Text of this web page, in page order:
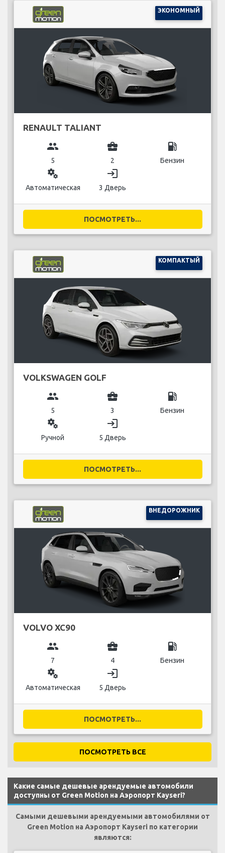
ЭКОНОМНЫЙ
RENAULT TALIANT
group
5
business_center
2
local_gas_station
Бензин
miscellaneous_services
Автоматическая
login
3 Дверь
ПОСМОТРЕТЬ...
КОМПАКТЫЙ
VOLKSWAGEN GOLF
group
5
business_center
3
local_gas_station
Бензин
miscellaneous_services
Ручной
login
5 Дверь
ПОСМОТРЕТЬ...
ВНЕДОРОЖНИК
VOLVO XC90
group
7
business_center
4
local_gas_station
Бензин
miscellaneous_services
Автоматическая
login
5 Дверь
ПОСМОТРЕТЬ...
ПОСМОТРЕТЬ ВСЕ
Какие самые дешевые арендуемые автомобили
доступны от Green Motion на Аэропорт Kayseri?
Самыми дешевыми арендуемыми автомобилями от
Green Motion на Аэропорт Kayseri по категории
являются: